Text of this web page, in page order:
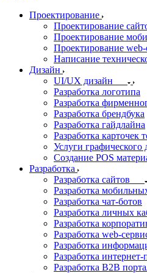
Проектирование
Проектирование
Проектирование
Проектирование web-
Написание
Дизайн
UI/UX дизайн
Разработка логотипа
Разработка
Разработка брендбука
Разработка гайдлайна
Разработка карточек
Услуги графического
Создание POS
Разработка
Разработка сайтов
Разработка
Разработка чат-ботов
Разработка личных
Разработка
Разработка web-
Разработка
Разработка интернет-
Разработка B2B